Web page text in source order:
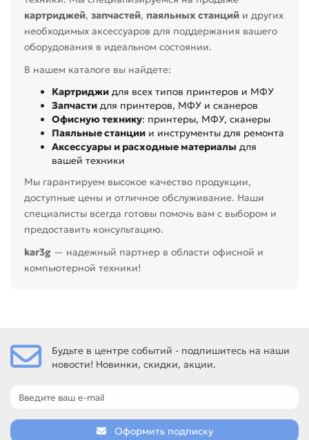
картриджей, запчастей, паяльных станций и других
необходимых аксессуаров для поддержания вашего
оборудования в идеальном состоянии.
В нашем каталоге вы найдете:
Картриджи для всех типов принтеров и МФУ
Запчасти для принтеров, МФУ и сканеров
Офисную технику: принтеры, МФУ, сканеры
Паяльные станции и инструменты для ремонта
Аксессуары и расходные материалы для
вашей техники
Мы гарантируем высокое качество продукции,
доступные цены и отличное обслуживание. Наши
специалисты всегда готовы помочь вам с выбором и
предоставить консультацию.
kar3g — надежный партнер в области офисной и
компьютерной техники!
Будьте в центре событий - подпишитесь на наши
новости! Новинки, скидки, акции.
Оформить подписку